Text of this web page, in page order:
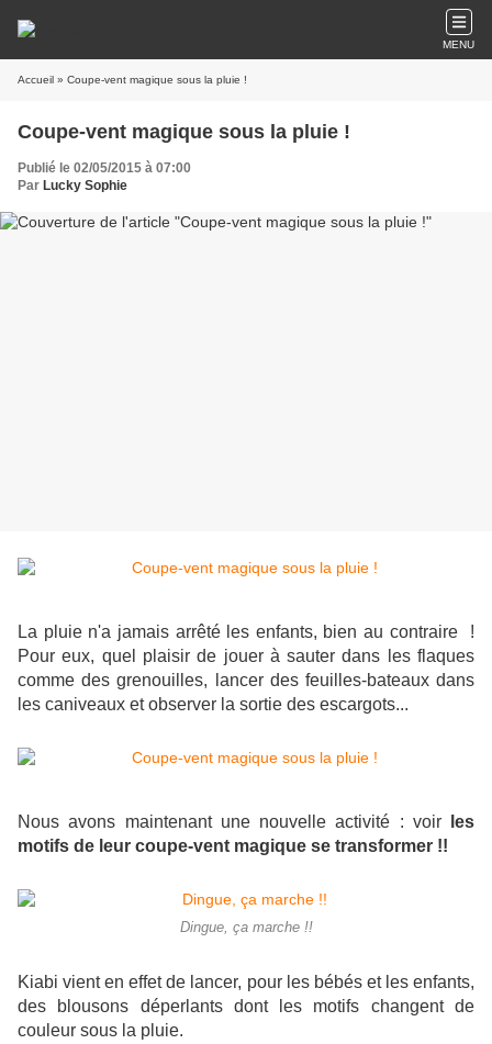
MENU
Accueil » Coupe-vent magique sous la pluie !
Coupe-vent magique sous la pluie !
Publié le 02/05/2015 à 07:00
Par Lucky Sophie
La pluie n'a jamais arrêté les enfants, bien au contraire !
Pour eux, quel plaisir de jouer à sauter dans les flaques
comme des grenouilles, lancer des feuilles-bateaux dans
les caniveaux et observer la sortie des escargots...
Nous avons maintenant une nouvelle activité : voir
les
motifs de leur coupe-vent magique se transformer !!
Dingue, ça marche !!
Kiabi vient en effet de lancer, pour les bébés et les enfants,
des blousons déperlants dont les motifs changent de
couleur sous la pluie.